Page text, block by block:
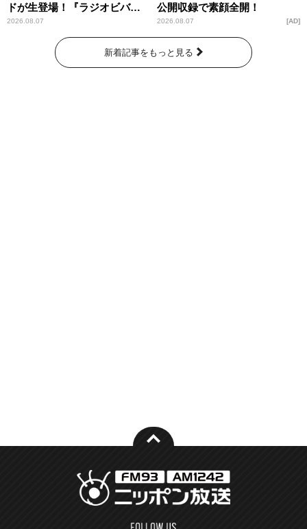
ドが生登場！『ラジオビバリ
ー昼ズ』
2026.08.07
公開収録で素顔全開！
2026.08.07 AD
新着記事をもっと見る